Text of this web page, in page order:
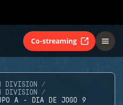
Co-streaming
DIVISION
DIVISION
A - DIA DE JOGO 9